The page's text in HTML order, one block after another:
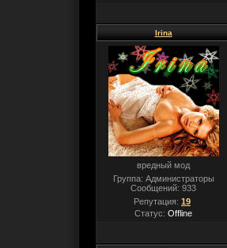
Irina
вредный мод
Группа: Администраторы
Сообщений: 933
Репутация: 19
Статус: Offline